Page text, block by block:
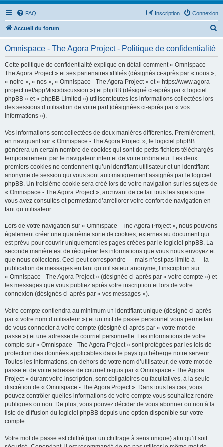
FAQ Connexion
Inscription
Accueil du forum
Omnispace - The Agora Project - Politique de confidentialité
Cette politique de confidentialité explique en détail comment « Omnispace -
The Agora Project » et ses partenaires affiliés (désignés ci-après par « nous »,
« notre », « nos », « Omnispace - The Agora Project » et « https://www.agora-
project.net/appMisc/discussion ») et phpBB (désigné ci-après par « logiciel
phpBB » et « phpBB Limited ») utilisent toutes les informations collectées lors
des sessions d’utilisation de votre part (désignées ci-après par « vos
informations »).
Vos informations sont collectées de deux manières différentes. Premièrement,
en naviguant sur « Omnispace - The Agora Project », le logiciel phpBB
génèrera un certain nombre de cookies qui sont de petits fichiers téléchargés
temporairement par le navigateur internet de votre ordinateur. Les deux
premiers cookies ne contiennent qu’un identifiant utilisateur et un identifiant
anonyme de session qui vous sont automatiquement assignés par le logiciel
phpBB. Un troisième cookie sera créé lors de votre navigation sur les sujets de
« Omnispace - The Agora Project », archivant de ce fait tous les sujets que
vous avez consultés et permettant d’améliorer votre confort de navigation en
tant qu’utilisateur.
Lors de votre navigation sur « Omnispace - The Agora Project », nous pouvons
également créer une quatrième sorte de cookies, externes au document qui
est prévu pour couvrir uniquement les pages créées par le logiciel phpBB. La
seconde manière est de récupérer les informations que vous nous envoyez et
que nous collectons. Ceci peut correspondre — mais n’est pas limité à — la
publication de messages en tant qu’utilisateur anonyme, l’inscription sur
« Omnispace - The Agora Project » (désignée ci-après par « votre compte ») et
les messages que vous publiez après votre inscription et lors de votre
connexion (désignés ci-après par « vos messages »).
Votre compte contiendra au minimum un identifiant unique (désigné ci-après
par « votre nom d’utilisateur ») et un mot de passe personnel vous permettant
de vous connecter à votre compte (désigné ci-après par « votre mot de
passe ») et une adresse de courriel personnelle. Les informations de votre
compte sur « Omnispace - The Agora Project » sont protégées par les lois de
protection des données applicables dans le pays qui héberge notre serveur.
Toutes les informations, en-dehors de votre nom d’utilisateur, de votre mot de
passe et de votre adresse de courriel requis par « Omnispace - The Agora
Project » durant votre inscription, sont obligatoires ou facultatives, à la seule
discrétion de « Omnispace - The Agora Project ». Dans tous les cas, vous
pouvez contrôler quelles informations de votre compte vous souhaitez rendre
publiques ou non. De plus, vous pouvez décider de vous abonner ou non à la
liste de diffusion du logiciel phpBB depuis une option disponible sur votre
compte.
Votre mot de passe est chiffré (par un chiffrage à sens unique) afin qu’il soit